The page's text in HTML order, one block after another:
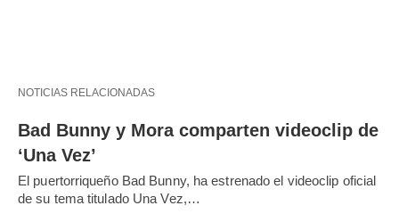
NOTICIAS RELACIONADAS
Bad Bunny y Mora comparten videoclip de
‘Una Vez’
El puertorriqueño Bad Bunny, ha estrenado el videoclip oficial
de su tema titulado Una Vez,…